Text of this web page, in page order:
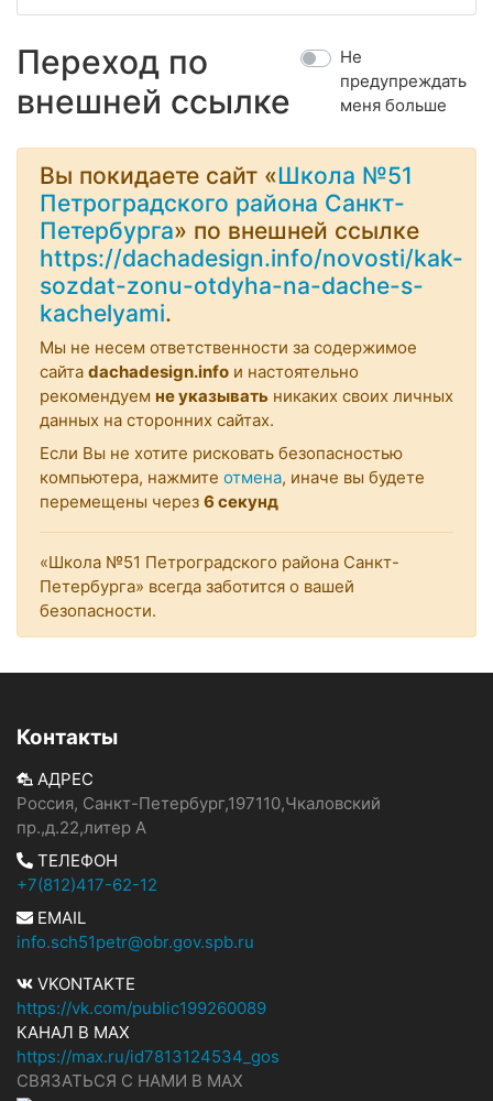
Переход по
внешней ссылке
Не
предупреждать
меня больше
Вы покидаете сайт «Школа №51
Петроградского района Санкт-
Петербурга» по внешней ссылке
https://dachadesign.info/novosti/kak-
sozdat-zonu-otdyha-na-dache-s-
kachelyami.
Мы не несем ответственности за содержимое
сайта dachadesign.info и настоятельно
рекомендуем не указывать никаких своих личных
данных на сторонних сайтах.
Если Вы не хотите рисковать безопасностью
компьютера, нажмите отмена, иначе вы будете
перемещены через 6 секунд
«Школа №51 Петроградского района Санкт-
Петербурга» всегда заботится о вашей
безопасности.
Контакты
АДРЕС
Россия, Санкт-Петербург,197110,Чкаловский
пр.,д.22,литер А
ТЕЛЕФОН
+7(812)417-62-12
EMAIL
info.sch51petr@obr.gov.spb.ru
VKONTAKTE
https://vk.com/public199260089
КАНАЛ В MAX
https://max.ru/id7813124534_gos
СВЯЗАТЬСЯ С НАМИ В МАХ